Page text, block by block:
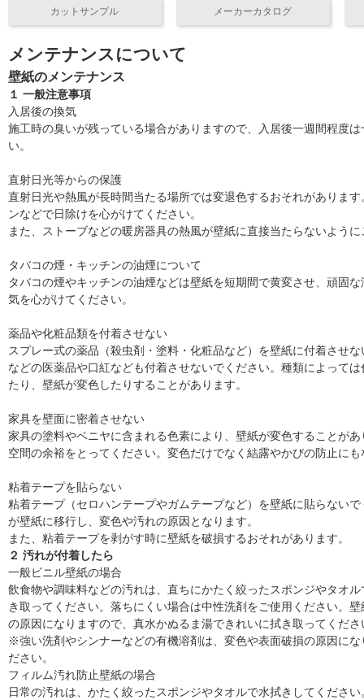
カットサンプル メーカーカタログ
メンテナンスについて
壁紙のメンテナンス
１ 一般注意事項
入居後の換気
施工時の臭いが残っている場合がありますので、入居後一週間程度
い。
直射日光等からの保護
直射日光や熱風が長時間当たる場所では変退色するおそれがありま
ンなどで日除けを心がけてください。
また、ストーブなどの暖房器具の熱風が壁紙に直接当たらないよう
タバコの煙・キッチンの油煙について
タバコの煙やキッチンの油煙などは壁紙を短期間で黄変させ、頑固
気を心がけてください。
薬品や化粧品類を付着させない
スプレー式の薬品（殺虫剤・塗料・化粧品など）を壁紙に付着させ
などの医薬品や口紅なども付着させないでください。種類によって
たり、壁紙が変色したりすることがあります。
家具を壁面に密着させない
家具の塗料やベニヤに含まれる色素により、壁紙が変色することが
空間の余裕をとってください。変色だけでなく結露やかびの防止に
粘着テープを貼らない
粘着テープ（セロハンテープやガムテープなど）を壁紙に貼らない
が壁紙に移行し、変色や汚れの原因となります。
また、粘着テープを剥がす時に壁紙を破損するおそれがあります。
２ 汚れが付着したら
一般ビニル壁紙の場合
飲食物や調味料などの汚れは、直ちにかたく絞ったスポンジやタオ
き取ってください。落ちにくい場合は中性洗剤をご使用ください。
の原因になりますので、真水かぬるま湯できれいに拭き取ってくださ
※強い洗剤やシンナーなどの有機溶剤は、変色や表面破損の原因に
ださい。
フィルム汚れ防止壁紙の場合
日常の汚れは、かたく絞ったスポンジやタオルで水拭きしてくださ